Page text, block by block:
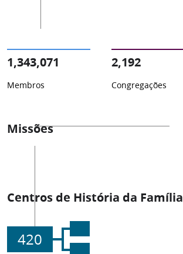
1,343,071
Membros
2,192
Congregações
Missões
Centros de História da Família
420